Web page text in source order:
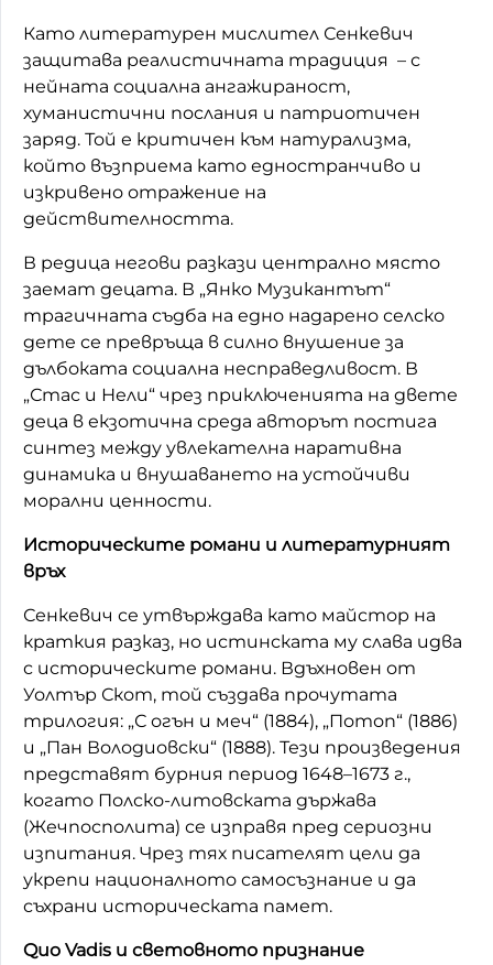
Като литературен мислител Сенкевич
защитава реалистичната традиция – с
нейната социална ангажираност,
хуманистични послания и патриотичен
заряд. Той е критичен към натурализма,
който възприема като едностранчиво и
изкривено отражение на
действителността.
В редица негови разкази централно място
заемат децата. В „Янко Музикантът“
трагичната съдба на едно надарено селско
дете се превръща в силно внушение за
дълбоката социална несправедливост. В
„Стас и Нели“ чрез приключенията на двете
деца в екзотична среда авторът постига
синтез между увлекателна наративна
динамика и внушаването на устойчиви
морални ценности.
Историческите романи и литературният
връх
Сенкевич се утвърждава като майстор на
краткия разказ, но истинската му слава идва
с историческите романи. Вдъхновен от
Уолтър Скот, той създава прочутата
трилогия: „С огън и меч“ (1884), „Потоп“ (1886)
и „Пан Володиовски“ (1888). Тези произведения
представят бурния период 1648–1673 г.,
когато Полско-литовската държава
(Жечпосполита) се изправя пред сериозни
изпитания. Чрез тях писателят цели да
укрепи националното самосъзнание и да
съхрани историческата памет.
Quo Vadis и световното признание